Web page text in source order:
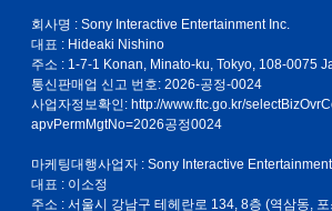
회사명 : Sony Interactive Entertainment Inc.
대표 : Hideaki Nishino
주소 : 1-7-1 Konan, Minato-ku, Tokyo, 108-0075
통신판매업 신고 번호: 2026-공정-0024
사업자정보확인: http://www.ftc.go.kr/
apvPermMgtNo=2026공정0024
마케팅대행사업자 : Sony Interactive
대표 : 이소정
주소 : 서울시 강남구 테헤란로 134, 8층 (역삼동,